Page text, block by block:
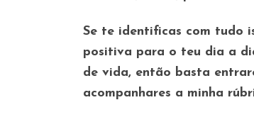
Se te identificas com tudo
positiva para o teu dia a
de vida, então basta
acompanhares a minha